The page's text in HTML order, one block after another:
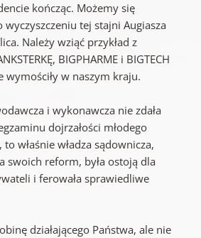
kończąc. Możemy się
tej stajni Augiasza
Należy wziąć przykład z
BIGPHARME i BIGTECH
wymościły w naszym kraju.
i wykonawcza nie zdała
dojrzałości młodego
właśnie władza sądownicza,
swoich reform, była ostoją dla
i ferowała sprawiedliwe
działającego Państwa, ale nie